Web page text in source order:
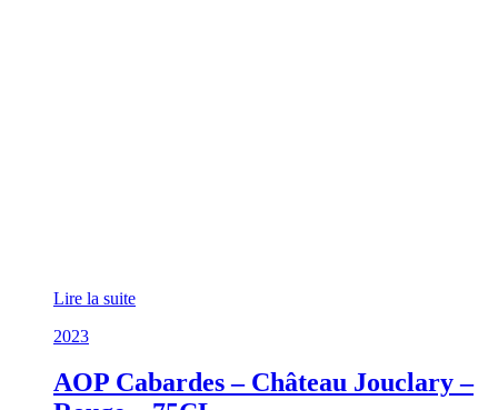
Lire la suite
2023
AOP Cabardes – Château Jouclary –